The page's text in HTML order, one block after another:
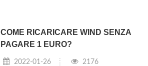
COME RICARICARE WIND SENZA
PAGARE 1 EURO?
2022-01-26 2176